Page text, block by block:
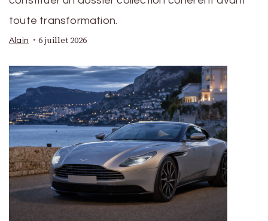
toute transformation.
Alain 6 juillet 2026